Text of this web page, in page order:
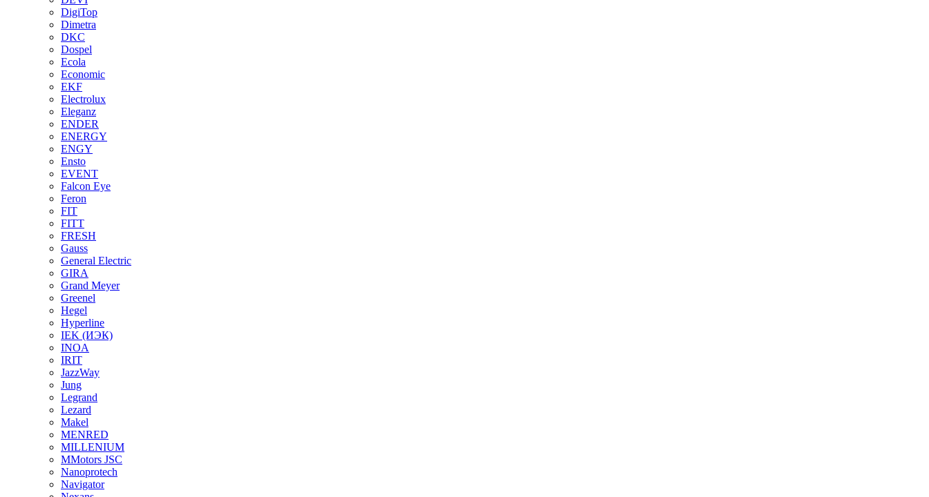
DigiTop
Dimetra
DKC
Dospel
Ecola
Economic
EKF
Electrolux
Eleganz
ENDER
ENERGY
ENGY
Ensto
EVENT
Falcon Eye
Feron
FIT
FITT
FRESH
Gauss
General Electric
GIRA
Grand Meyer
Greenel
Hegel
Hyperline
IEK (ИЭК)
INOA
IRIT
JazzWay
Jung
Legrand
Lezard
Makel
MENRED
MILLENIUM
MMotors JSC
Nanoprotech
Navigator